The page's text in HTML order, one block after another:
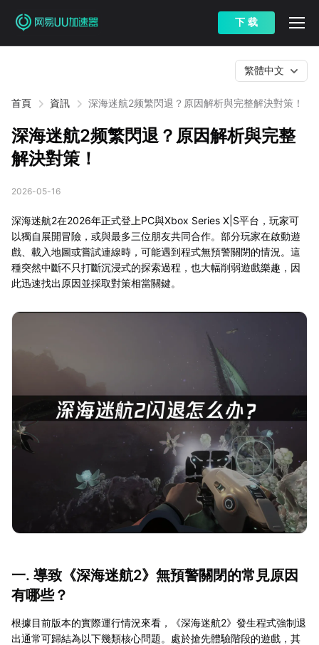
下 载
首頁 資訊 深海迷航2频繁閃退？原因解析與完整解決對策！
繁體中文
深海迷航2频繁閃退？原因解析與完整
解決對策！
2026-05-16
深海迷航2在2026年正式登上PC與Xbox Series X|S平台，玩家可
以獨自展開冒險，或與最多三位朋友共同合作。部分玩家在啟動遊
戲、載入地圖或嘗試連線時，可能遇到程式無預警關閉的情況。這
種突然中斷不只打斷沉浸式的探索過程，也大幅削弱遊戲樂趣，因
此迅速找出原因並採取對策相當關鍵。
一. 導致《深海迷航2》無預警關閉的常見原因
有哪些？
根據目前版本的實際運行情況來看，《深海迷航2》發生程式強制退
出通常可歸結為以下幾類核心問題。處於搶先體驗階段的遊戲，其